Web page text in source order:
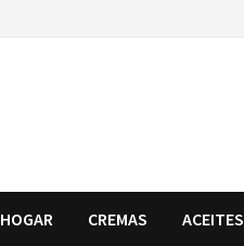
HOGAR CREMAS ACEITES